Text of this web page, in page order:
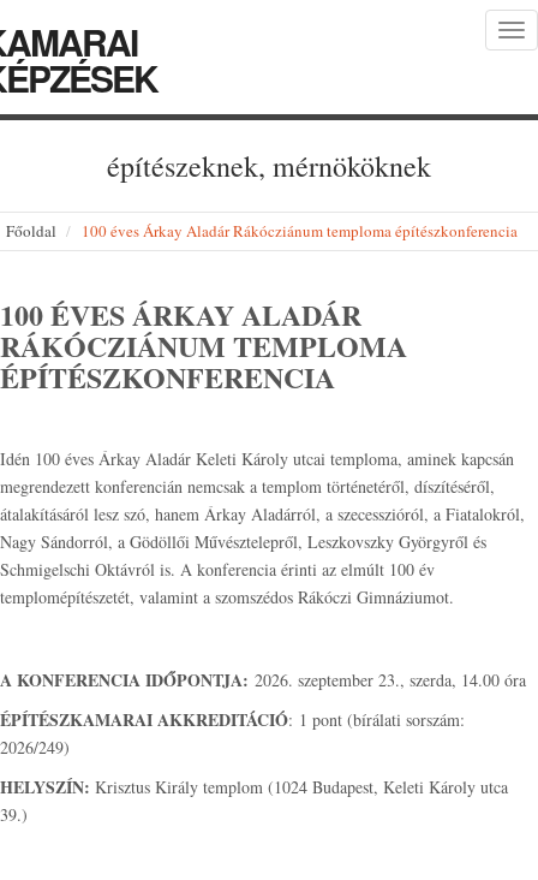
építészeknek, mérnököknek
Főoldal 100 éves Árkay Aladár Rákócziánum temploma építészkonferencia
100 ÉVES ÁRKAY ALADÁR
RÁKÓCZIÁNUM TEMPLOMA
ÉPÍTÉSZKONFERENCIA
Idén 100 éves Árkay Aladár Keleti Károly utcai temploma, aminek kapcsán
megrendezett konferencián nemcsak a templom történetéről, díszítéséről,
átalakításáról lesz szó, hanem Árkay Aladárról, a szecesszióról, a Fiatalokról,
Nagy Sándorról, a Gödöllői Művésztelepről, Leszkovszky Györgyről és
Schmigelschi Oktávról is. A konferencia érinti az elmúlt 100 év
templomépítészetét, valamint a szomszédos Rákóczi Gimnáziumot.
A KONFERENCIA IDŐPONTJA: 2026. szeptember 23., szerda, 14.00 óra
ÉPÍTÉSZKAMARAI AKKREDITÁCIÓ: 1 pont (bírálati sorszám:
2026/249)
HELYSZÍN: Krisztus Király templom (1024 Budapest, Keleti Károly utca
39.)